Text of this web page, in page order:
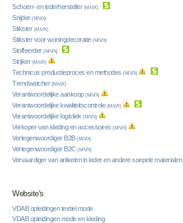
Schoen- en lederhersteller (M/V/X)
Snijder (M/V/X)
Stikster (M/V/X)
Stikster voor woningdecoratie (M/V/X)
Stoffeerder (M/V/X)
Strijker (M/V/X)
Technicus productieproces en methodes (M/V/X)
Trendwatcher (M/V/X)
Verantwoordelijke aankoop (M/V/X)
Verantwoordelijke kwaliteitscontrole (M/V/X)
Verantwoordelijke logistiek (M/V/X)
Verkoper van kleding en accessoires (M/V/X)
Vertegenwoordiger B2B (M/V/X)
Vertegenwoordiger B2C (M/V/X)
Vervaardiger van artikelen in leder en andere soepele materialen
Website's
VDAB opleidingen textiel mode
VDAB opleidingen mode en kleding